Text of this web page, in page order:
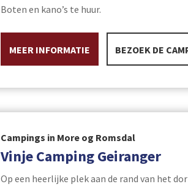
Boten en kano’s te huur.
MEER INFORMATIE BEZOEK DE
Campings in More og Romsdal
Vinje Camping Geiranger
Op een heerlijke plek aan de rand van het